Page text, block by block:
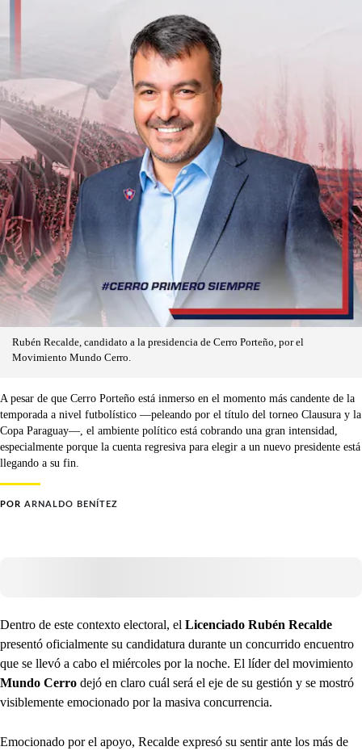
Rubén Recalde, candidato a la presidencia de Cerro Porteño, por el
Movimiento Mundo Cerro.
A pesar de que Cerro Porteño está inmerso en el momento más candente de la
temporada a nivel futbolístico —peleando por el título del torneo Clausura y la
Copa Paraguay—, el ambiente político está cobrando una gran intensidad,
especialmente porque la cuenta regresiva para elegir a un nuevo presidente está
llegando a su fin.
POR ARNALDO BENÍTEZ
Dentro de este contexto electoral, el Licenciado Rubén Recalde
presentó oficialmente su candidatura durante un concurrido encuentro
que se llevó a cabo el miércoles por la noche. El líder del movimiento
Mundo Cerro dejó en claro cuál será el eje de su gestión y se mostró
visiblemente emocionado por la masiva concurrencia.
Emocionado por el apoyo, Recalde expresó su sentir ante los más de